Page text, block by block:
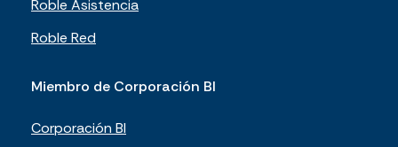
Roble Asistencia
Roble Red
Miembro de Corporación BI
Corporación BI